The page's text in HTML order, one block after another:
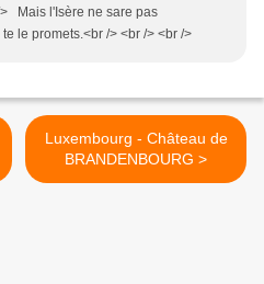
Mais l'Isère ne sare pas
le promets.<br /> <br /> <br />
Luxembourg - Château de
BRANDENBOURG >